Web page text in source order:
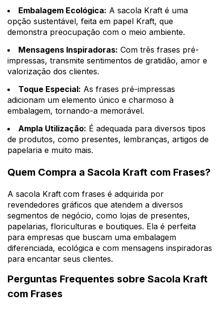
Embalagem Ecológica: A sacola Kraft é uma
opção sustentável, feita em papel Kraft, que
demonstra preocupação com o meio ambiente.
Mensagens Inspiradoras: Com três frases pré-
impressas, transmite sentimentos de gratidão, amor e
valorização dos clientes.
Toque Especial: As frases pré-impressas
adicionam um elemento único e charmoso à
embalagem, tornando-a memorável.
Ampla Utilização: É adequada para diversos tipos
de produtos, como presentes, lembranças, artigos de
papelaria e muito mais.
Quem Compra a Sacola Kraft com Frases?
A sacola Kraft com frases é adquirida por
revendedores gráficos que atendem a diversos
segmentos de negócio, como lojas de presentes,
papelarias, floriculturas e boutiques. Ela é perfeita
para empresas que buscam uma embalagem
diferenciada, ecológica e com mensagens inspiradoras
para encantar seus clientes.
Perguntas Frequentes sobre Sacola Kraft
com Frases